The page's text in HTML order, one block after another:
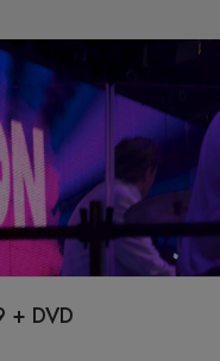
+ DVD